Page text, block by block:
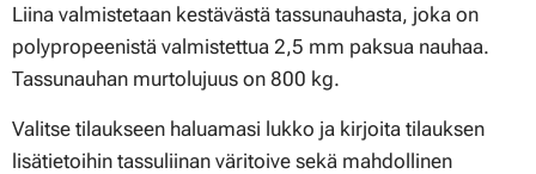
Liina valmistetaan kestävästä tassunauhasta, joka on
polypropeenistä valmistettua 2,5 mm paksua nauhaa.
Tassunauhan murtolujuus on 800 kg.
Valitse tilaukseen haluamasi lukko ja kirjoita tilauksen
lisätietoihin tassuliinan väritoive sekä mahdollinen